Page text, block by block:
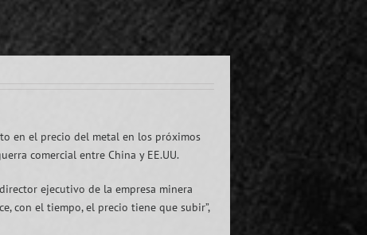
en el precio del metal en los próximos
comercial entre China y EE.UU.
ejecutivo de la empresa minera
con el tiempo, el precio tiene que subir”,